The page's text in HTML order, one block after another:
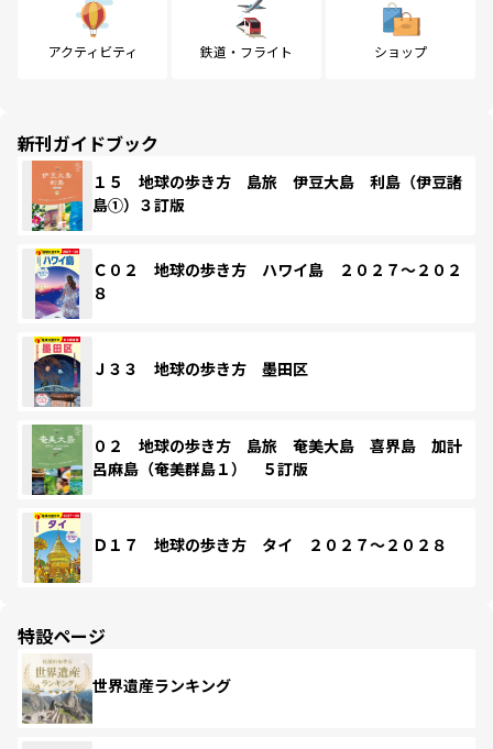
アクティビティ 鉄道・フライト ショップ
新刊ガイドブック
１５ 地球の歩き方 島旅 伊豆大島 利島（伊豆諸
島①）３訂版
Ｃ０２ 地球の歩き方 ハワイ島 ２０２７～２０２
８
Ｊ３３ 地球の歩き方 墨田区
０２ 地球の歩き方 島旅 奄美大島 喜界島 加計
呂麻島（奄美群島１） ５訂版
Ｄ１７ 地球の歩き方 タイ ２０２７～２０２８
特設ページ
世界遺産ランキング